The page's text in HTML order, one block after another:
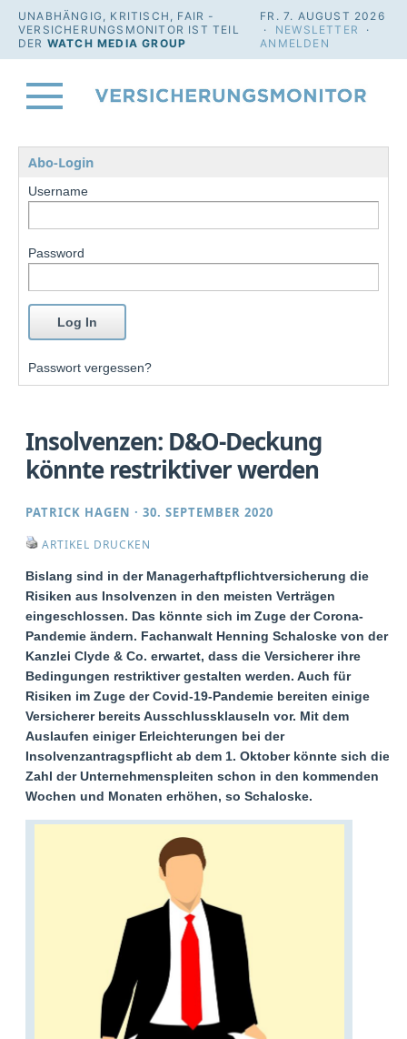
UNABHÄNGIG, KRITISCH, FAIR -
VERSICHERUNGSMONITOR IST TEIL
DER WATCH MEDIA GROUP
FR. 7. AUGUST 2026
· NEWSLETTER
·
ANMELDEN
Abo-Login
Username
Password
Passwort vergessen?
Insolvenzen: D&O-Deckung
könnte restriktiver werden
PATRICK HAGEN ·30. SEPTEMBER 2020
ARTIKEL DRUCKEN
Bislang sind in der Managerhaftpflichtversicherung die
Risiken aus Insolvenzen in den meisten Verträgen
eingeschlossen. Das könnte sich im Zuge der Corona-
Pandemie ändern. Fachanwalt Henning Schaloske von der
Kanzlei Clyde & Co. erwartet, dass die Versicherer ihre
Bedingungen restriktiver gestalten werden. Auch für
Risiken im Zuge der Covid-19-Pandemie bereiten einige
Versicherer bereits Ausschlussklauseln vor. Mit dem
Auslaufen einiger Erleichterungen bei der
Insolvenzantragspflicht ab dem 1. Oktober könnte sich die
Zahl der Unternehmenspleiten schon in den kommenden
Wochen und Monaten erhöhen, so Schaloske.